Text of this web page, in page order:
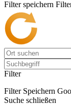
Filter speichern
Filter
Filter Speichern
Suche schließen